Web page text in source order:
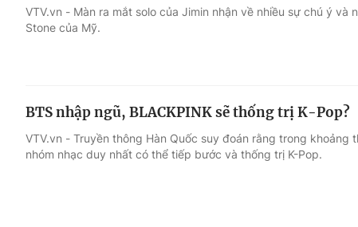
VTV.vn - Màn ra mắt solo của Jimin nhận về nhiều sự chú ý và
Stone của Mỹ.
BTS nhập ngũ, BLACKPINK sẽ thống trị K-Pop?
VTV.vn - Truyền thông Hàn Quốc suy đoán rằng trong khoảng
nhóm nhạc duy nhất có thể tiếp bước và thống trị K-Pop.